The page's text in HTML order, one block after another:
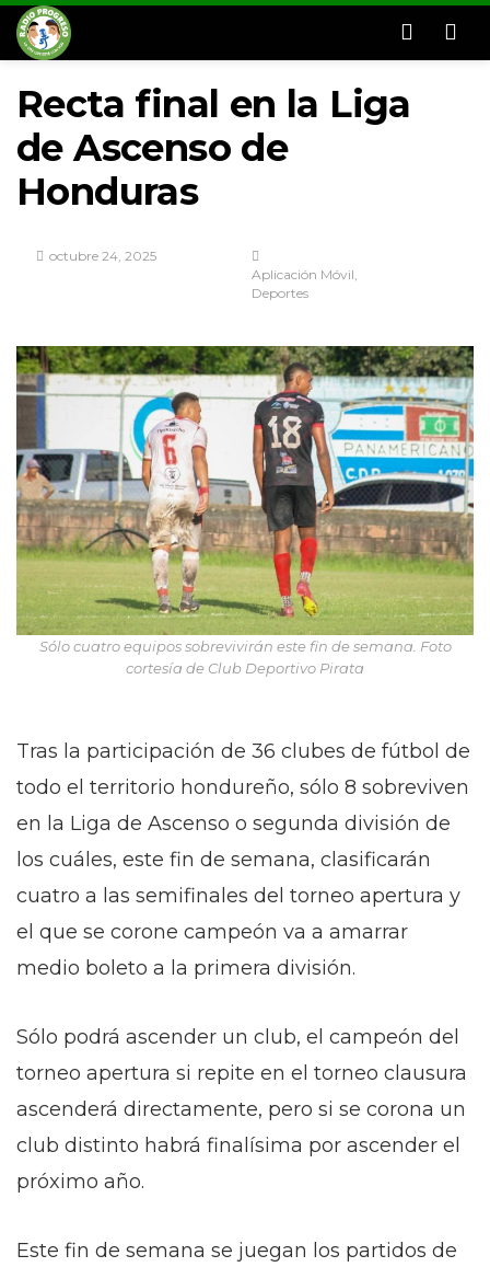
Recta final en la Liga
de Ascenso de
Honduras
octubre 24, 2025
Aplicación Móvil
Deportes
Sólo cuatro equipos sobrevivirán este fin de semana. Foto
cortesía de Club Deportivo Pirata
Tras la participación de 36 clubes de fútbol de
todo el territorio hondureño, sólo 8 sobreviven
en la Liga de Ascenso o segunda división de
los cuáles, este fin de semana, clasificarán
cuatro a las semifinales del torneo apertura y
el que se corone campeón va a amarrar
medio boleto a la primera división.
Sólo podrá ascender un club, el campeón del
torneo apertura si repite en el torneo clausura
ascenderá directamente, pero si se corona un
club distinto habrá finalísima por ascender el
próximo año.
Este fin de semana se juegan los partidos de